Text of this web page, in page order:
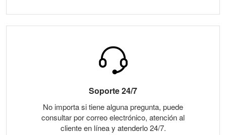
Soporte 24/7
No importa si tiene alguna pregunta, puede
consultar por correo electrónico, atención al
cliente en línea y atenderlo 24/7.